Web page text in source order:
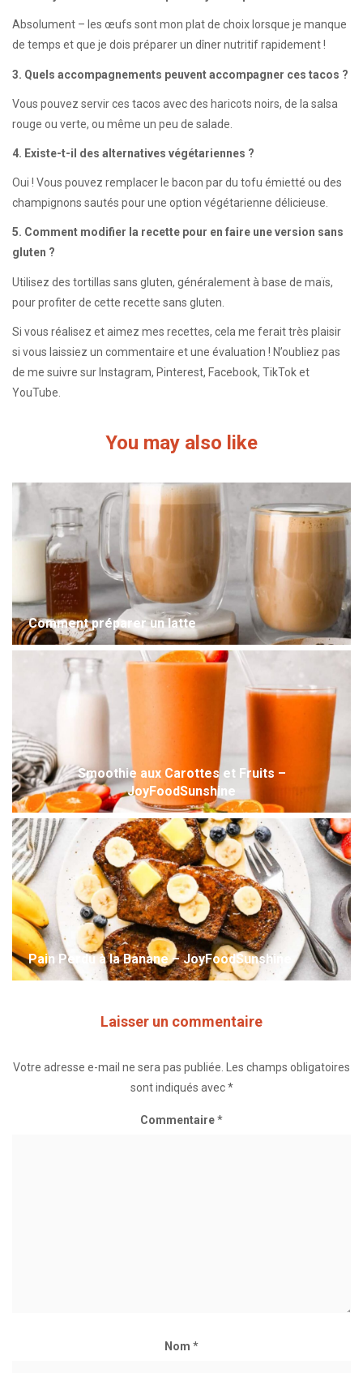
Absolument – les œufs sont mon plat de choix lorsque je manque
de temps et que je dois préparer un dîner nutritif rapidement !
3. Quels accompagnements peuvent accompagner ces tacos ?
Vous pouvez servir ces tacos avec des haricots noirs, de la salsa
rouge ou verte, ou même un peu de salade.
4. Existe-t-il des alternatives végétariennes ?
Oui ! Vous pouvez remplacer le bacon par du tofu émietté ou des
champignons sautés pour une option végétarienne délicieuse.
5. Comment modifier la recette pour en faire une version sans
gluten ?
Utilisez des tortillas sans gluten, généralement à base de maïs,
pour profiter de cette recette sans gluten.
Si vous réalisez et aimez mes recettes, cela me ferait très plaisir
si vous laissiez un commentaire et une évaluation ! N’oubliez pas
de me suivre sur Instagram, Pinterest, Facebook, TikTok et
YouTube.
You may also like
Comment préparer un latte
Smoothie aux Carottes et Fruits –
JoyFoodSunshine
Pain Perdu à la Banane – JoyFoodSunshine
Laisser un commentaire
Votre adresse e-mail ne sera pas publiée.
Les champs obligatoires
sont indiqués avec*
Commentaire*
Nom *